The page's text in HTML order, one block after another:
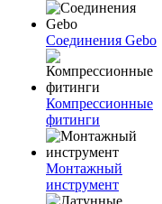
Соединения Gebo
Компрессионные
фитинги
Монтажный
инструмент